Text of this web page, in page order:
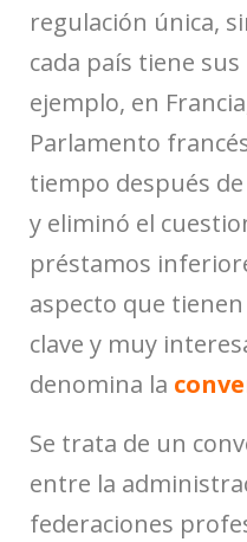
regulación única,
cada país tiene
ejemplo, en
Parlamento
tiempo después
y eliminó el
préstamos
aspecto que
clave y muy
denomina la
Se trata de un
entre la
federaciones